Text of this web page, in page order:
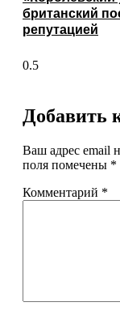
британский
репутацией
Добавить
Ваш адрес email
поля помечены *
Комментарий *